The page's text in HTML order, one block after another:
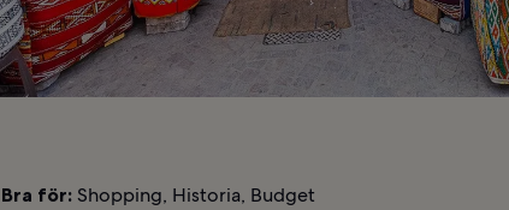
Bra för: Shopping, Historia, Budget